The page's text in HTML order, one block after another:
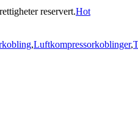
reservert.Hot
,Luftkompressorkoblinger,